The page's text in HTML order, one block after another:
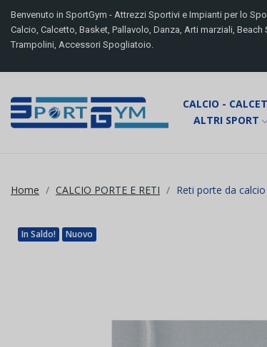
Benvenuto in SportGym - Attrezzi Sportivi e Impianti per lo
Calcio, Calcetto, Basket, Pallavolo, Danza, Arti marziali,
Trampolini, Accessori Spogliatoio.
CALCIO -
ALTRI SPORT
Home CALCIO PORTE E RETI Reti porte da
In Saldo! Nuovo